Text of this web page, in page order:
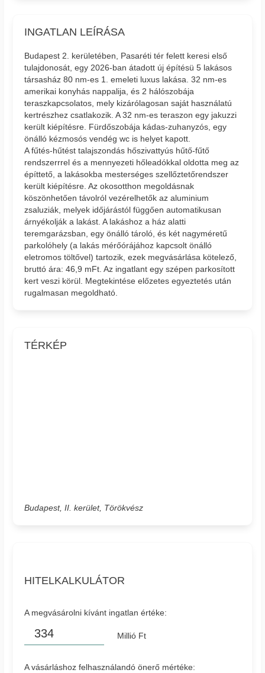
INGATLAN LEÍRÁSA
Budapest 2. kerületében, Pasaréti tér felett keresi első
tulajdonosát, egy 2026-ban átadott új építésü 5 lakásos
társasház 80 nm-es 1. emeleti luxus lakása. 32 nm-es
amerikai konyhás nappalija, és 2 hálószobája
teraszkapcsolatos, mely kizárólagosan saját használatú
kertrészhez csatlakozik. A 32 nm-es teraszon egy jakuzzi
került kiépítésre. Fürdőszobája kádas-zuhanyzós, egy
önálló kézmosós vendég wc is helyet kapott.
A fűtés-hűtést talajszondás hőszivattyús hűtő-fűtő
rendszerrrel és a mennyezeti hőleadókkal oldotta meg az
építtető, a lakásokba mesterséges szellőztetőrendszer
került kiépítésre. Az okosotthon megoldásnak
köszönhetően távolról vezérelhetők az aluminium
zsaluziák, melyek időjárástól függően automatikusan
árnyékolják a lakást. A lakáshoz a ház alatti
teremgarázsban, egy önálló tároló, és két nagyméretű
parkolóhely (a lakás mérőórájához kapcsolt önálló
eletromos töltővel) tartozik, ezek megvásárlása kötelező,
bruttó ára: 46,9 mFt. Az ingatlant egy szépen parkosított
kert veszi körül. Megtekintése előzetes egyeztetés után
rugalmasan megoldható.
TÉRKÉP
Budapest, II. kerület, Törökvész
HITELKALKULÁTOR
A megvásárolni kívánt ingatlan értéke:
Millió Ft
A vásárláshoz felhasználandó önerő mértéke: